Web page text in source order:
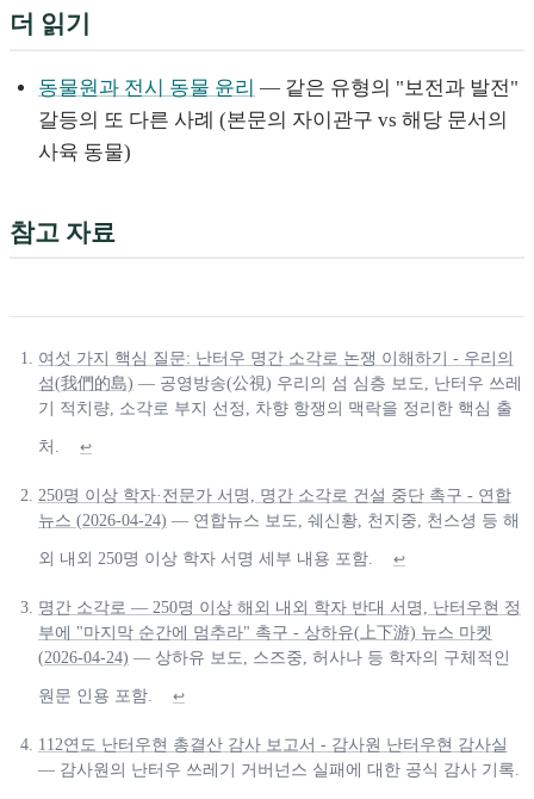
더 읽기
동물원과 전시 동물 윤리 — 같은 유형의 "보전과 발전"
갈등의 또 다른 사례 (본문의 자이관구 vs 해당 문서의
사육 동물)
참고 자료
여섯 가지 핵심 질문: 난터우 명간 소각로 논쟁 이해하기 - 우리의
섬(我們的島) — 공영방송(公視) 우리의 섬 심층 보도, 난터우 쓰레
기 적치량, 소각로 부지 선정, 차향 항쟁의 맥락을 정리한 핵심 출
처. ↩
250명 이상 학자·전문가 서명, 명간 소각로 건설 중단 촉구 - 연합
뉴스 (2026-04-24) — 연합뉴스 보도, 쉐신황, 천지중, 천스셩 등 해
외 내외 250명 이상 학자 서명 세부 내용 포함. ↩
명간 소각로 — 250명 이상 해외 내외 학자 반대 서명, 난터우현 정
부에 "마지막 순간에 멈추라" 촉구 - 상하유(上下游) 뉴스 마켓
(2026-04-24) — 상하유 보도, 스즈중, 허사나 등 학자의 구체적인
원문 인용 포함. ↩
112연도 난터우현 총결산 감사 보고서 - 감사원 난터우현 감사실
— 감사원의 난터우 쓰레기 거버넌스 실패에 대한 공식 감사 기록.